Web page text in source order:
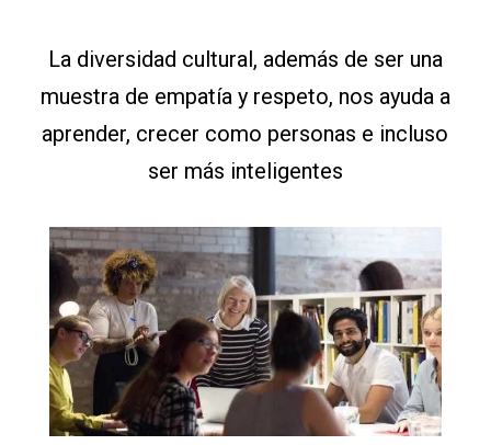
La diversidad cultural, además de ser una
muestra de empatía y respeto, nos ayuda a
aprender, crecer como personas e incluso
ser más inteligentes